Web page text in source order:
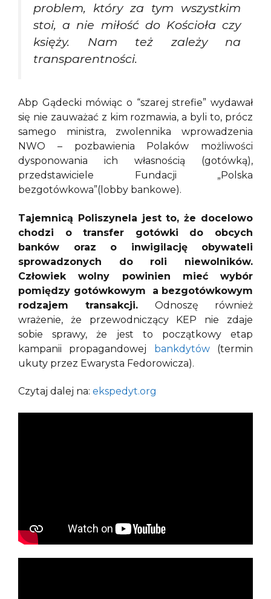
problem, który za tym wszystkim
stoi, a nie miłość do Kościoła czy
księży. Nam też zależy na
transparentności.
Abp Gądecki mówiąc o “szarej strefie” wydawał
się nie zauważać z kim rozmawia, a byli to, prócz
samego ministra, zwolennika wprowadzenia
NWO – pozbawienia Polaków możliwości
dysponowania ich własnością (gotówką),
przedstawiciele Fundacji „Polska
bezgotówkowa”(lobby bankowe).
Tajemnicą Poliszynela jest to, że docelowo
chodzi o transfer gotówki do obcych
banków oraz o inwigilację obywateli
sprowadzonych do roli niewolników.
Człowiek wolny powinien mieć wybór
pomiędzy gotówkowym a bezgotówkowym
rodzajem transakcji. Odnoszę również
wrażenie, że przewodniczący KEP nie zdaje
sobie sprawy, że jest to początkowy etap
kampanii propagandowej bankdytów(termin
ukuty przez Ewarysta Fedorowicza).
Czytaj dalej na: ekspedyt.org